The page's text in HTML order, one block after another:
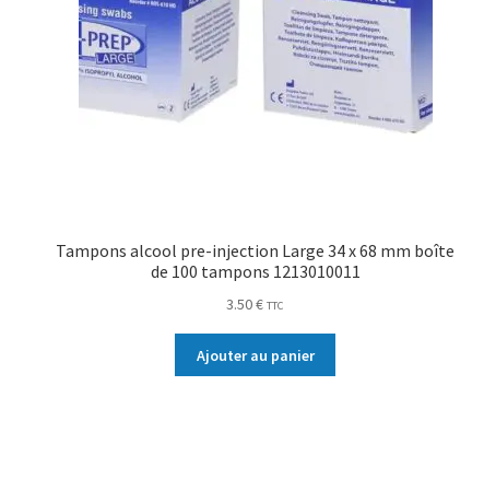
Tampons alcool pre-injection Large 34 x 68 mm boîte
de 100 tampons 1213010011
3.50€ TTC
Ajouter au panier